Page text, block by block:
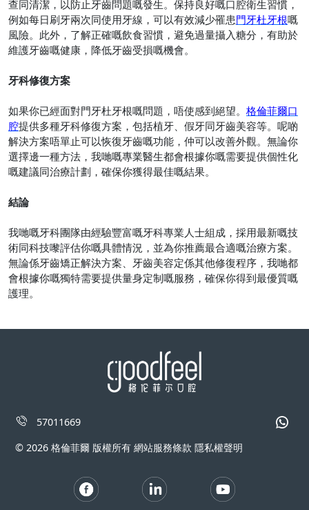
查同清潔，以防止牙齒問題嘅發生。保持良好嘅口腔衛生習慣，
例如每日刷牙兩次同使用牙線，可以有效減少罹患 門牙杜牙根嘅
風險。此外，了解正確嘅飲食習慣，避免過量攝入糖分，有助於
維護牙齒嘅健康，降低牙齒受損嘅機會。
牙科修復方案
如果你已經面對門牙杜牙根嘅問題，唔使感到絕望。 格倫菲爾口
腔提供多種牙科修復方案，包括植牙、假牙同牙齒美容等。呢啲
解決方案唔單止可以恢復牙齒嘅功能，仲可以改善外觀。無論你
選擇邊一種方法，我哋嘅專業醫生都會根據你嘅需要提供個性化
嘅建議同治療計劃，確保你獲得最佳嘅結果。
結論
我哋嘅牙科團隊由經驗豐富嘅牙科專業人士組成，採用最新嘅技
術同科技嚟評估你嘅具體情況，並為你推薦最合適嘅治療方案。
無論係牙齒矯正解決方案、牙齒美容定係其他修復程序，我哋都
會根據你嘅獨特需要提供量身定制嘅服務，確保你得到最優質嘅
護理。
57011669
© 2026 格倫菲爾 版權所有 網站服務條款 隱私權聲明